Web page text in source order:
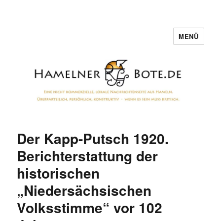
MENÜ
Der Kapp-Putsch 1920.
Berichterstattung der
historischen
„Niedersächsischen
Volksstimme“ vor 102